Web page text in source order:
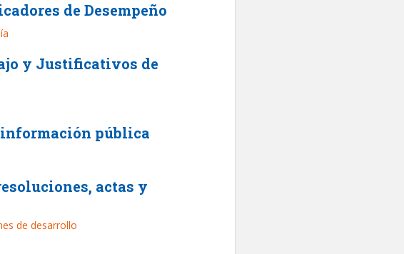
de Desempeño
y Justificativos de
información pública
actas y
de desarrollo